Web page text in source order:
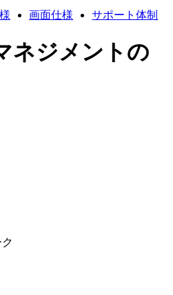
画面仕様 サポート体制
ネジメント の